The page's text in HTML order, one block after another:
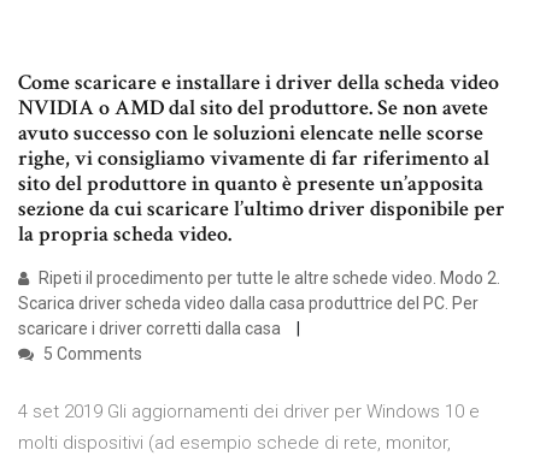
Come scaricare e installare i driver della scheda video
NVIDIA o AMD dal sito del produttore. Se non avete
avuto successo con le soluzioni elencate nelle scorse
righe, vi consigliamo vivamente di far riferimento al
sito del produttore in quanto è presente un’apposita
sezione da cui scaricare l’ultimo driver disponibile per
la propria scheda video.
Ripeti il procedimento per tutte le altre schede video. Modo 2.
Scarica driver scheda video dalla casa produttrice del PC. Per
scaricare i driver corretti dalla casa
5 Comments
4 set 2019 Gli aggiornamenti dei driver per Windows 10 e
molti dispositivi (ad esempio schede di rete, monitor,